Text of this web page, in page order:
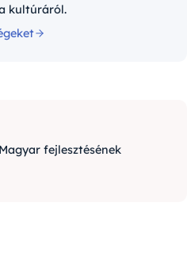
kultúráról.
fejlesztésének